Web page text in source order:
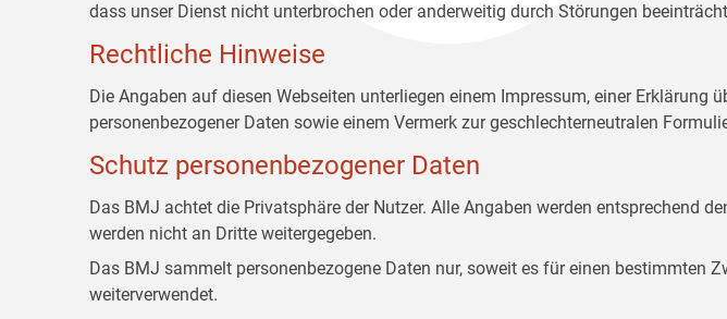
dass unser Dienst nicht unterbrochen oder anderweitig durch Störungen
Rechtliche Hinweise
Die Angaben auf diesen Webseiten unterliegen einem Impressum, einer
personenbezogener Daten sowie einem Vermerk zur geschlechterneutralen
Schutz personenbezogener Daten
Das BMJ achtet die Privatsphäre der Nutzer. Alle Angaben werden entsprechend
werden nicht an Dritte weitergegeben.
Das BMJ sammelt personenbezogene Daten nur, soweit es für einen bestimmten
weiterverwendet.